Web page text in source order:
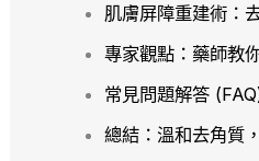
肌膚屏障重建術：
專家觀點：藥師教
常見問題解答
總結：溫和去角質